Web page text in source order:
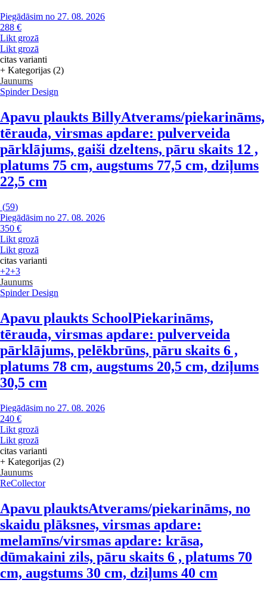
Piegādāsim no 27. 08. 2026
288 €
Likt grozā
Likt grozā
citas varianti
+ Kategorijas (2)
Jaunums
Spinder Design
Apavu plaukts BillyAtverams/piekarināms,
tērauda, virsmas apdare: pulverveida
pārklājums, gaiši dzeltens, pāru skaits 12 ,
platums 75 cm, augstums 77,5 cm, dziļums
22,5 cm
(59)
Piegādāsim no 27. 08. 2026
350 €
Likt grozā
Likt grozā
citas varianti
+2+3
Jaunums
Spinder Design
Apavu plaukts SchoolPiekarināms,
tērauda, virsmas apdare: pulverveida
pārklājums, pelēkbrūns, pāru skaits 6 ,
platums 78 cm, augstums 20,5 cm, dziļums
30,5 cm
Piegādāsim no 27. 08. 2026
240 €
Likt grozā
Likt grozā
citas varianti
+ Kategorijas (2)
Jaunums
ReCollector
Apavu plauktsAtverams/piekarināms, no
skaidu plāksnes, virsmas apdare:
melamīns/virsmas apdare: krāsa,
dūmakaini zils, pāru skaits 6 , platums 70
cm, augstums 30 cm, dziļums 40 cm